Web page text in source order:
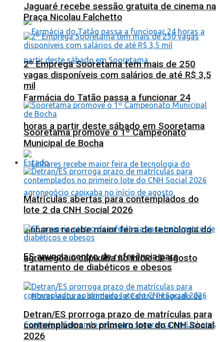
Farmácia do Tatão passa a funcionar 24
horas a partir deste sábado em Sooretama
Linhares recebe maior feira de tecnologia do
agronegócio capixaba no início de agosto
Jaguaré recebe sessão gratuita de cinema na
Praça Nicolau Falchetto
2º Emprega Sooretama tem mais de 250
vagas disponíveis com salários de até R$ 3,5
mil
Sooretama promove o 1º Campeonato
Municipal de Bocha
Estado
Matrículas abertas para contemplados do
lote 2 da CNH Social 2026
ES anuncia centro de referência para
tratamento de diabéticos e obesos
Detran/ES prorroga prazo de matrículas para
contemplados no primeiro lote do CNH Social
2026